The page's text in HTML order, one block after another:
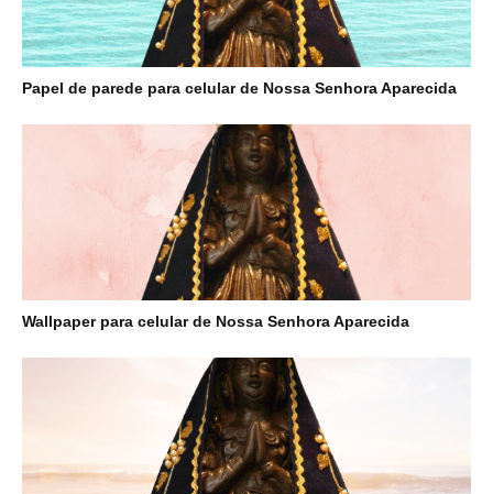
Papel de parede para celular de Nossa Senhora Aparecida
Wallpaper para celular de Nossa Senhora Aparecida